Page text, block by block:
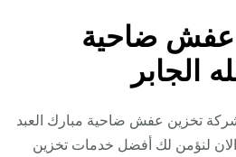
عفش ضاحية
الجابر
تخزين عفش ضاحية مبارك العبد
الان لنؤمن لك أفضل خدمات تخزين